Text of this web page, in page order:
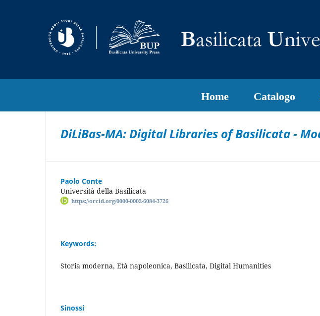
Home Catalogo
DiLiBas-MA: Digital Libraries of Basilicata -
Paolo Conte
Università della Basilicata
https://orcid.org/0000-0002-6084-3726
Keywords:
Storia moderna, Età napoleonica, Basilicata, Digital Humanities
Sinossi